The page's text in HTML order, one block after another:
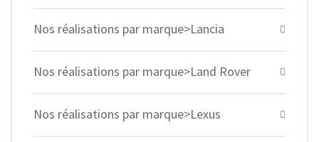
Nos réalisations par marque>Lancia
Nos réalisations par marque>Land Rover
Nos réalisations par marque>Lexus